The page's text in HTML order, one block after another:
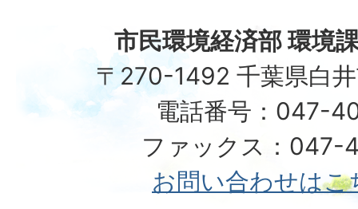
市民環境経済部 環境
〒270-1492 千葉県白
電話番号：047-
ファックス：047-
お問い合わせはこ